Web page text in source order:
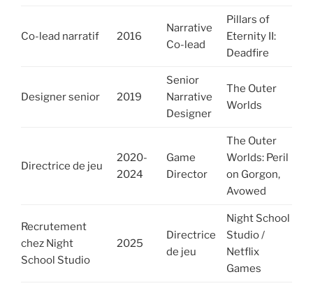
Co-lead narratif 2016
Narrative
Co-lead
Pillars of
Eternity II:
Deadfire
Designer senior 2019
Senior
Narrative
Designer
The Outer
Worlds
Directrice de jeu
2020-
2024
Game
Director
The Outer
Worlds: Peril
on Gorgon,
Avowed
Recrutement
chez Night
School Studio
2025
Directrice
de jeu
Night School
Studio /
Netflix
Games